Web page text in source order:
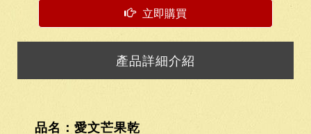
立即購買
產品詳細介紹
品名：愛文芒果乾